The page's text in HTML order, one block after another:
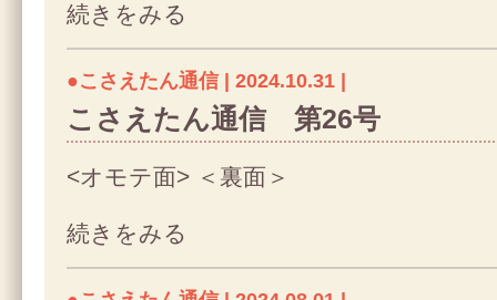
続きをみる
●こさえたん通信 | 2024.10.31 |
こさえたん通信 第26号
<オモテ面> ＜裏面＞
続きをみる